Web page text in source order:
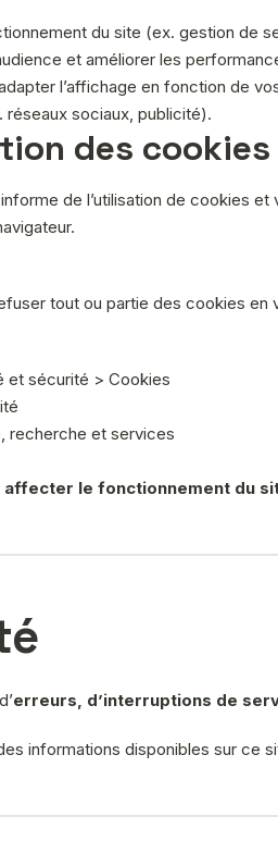
du site (ex. gestion de
et améliorer les
l’affichage en fonction de
sociaux, publicité).
des cookies
de l’utilisation de cookies
tout ou partie des cookies
et sécurité > Cookies
recherche et services
affecter le fonctionnement du
erreurs, d’interruptions de
informations disponibles sur ce